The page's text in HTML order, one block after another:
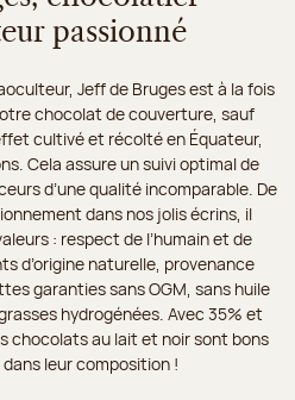
passionné
Jeff de Bruges est à la fois
chocolat de couverture, sauf
cultivé et récolté en Équateur,
Cela assure un suivi optimal de
d’une qualité incomparable. De
dans nos jolis écrins, il
: respect de l’humain et de
d’origine naturelle, provenance
garanties sans OGM, sans huile
hydrogénées. Avec 35% et
chocolats au lait et noir sont bons
leur composition !